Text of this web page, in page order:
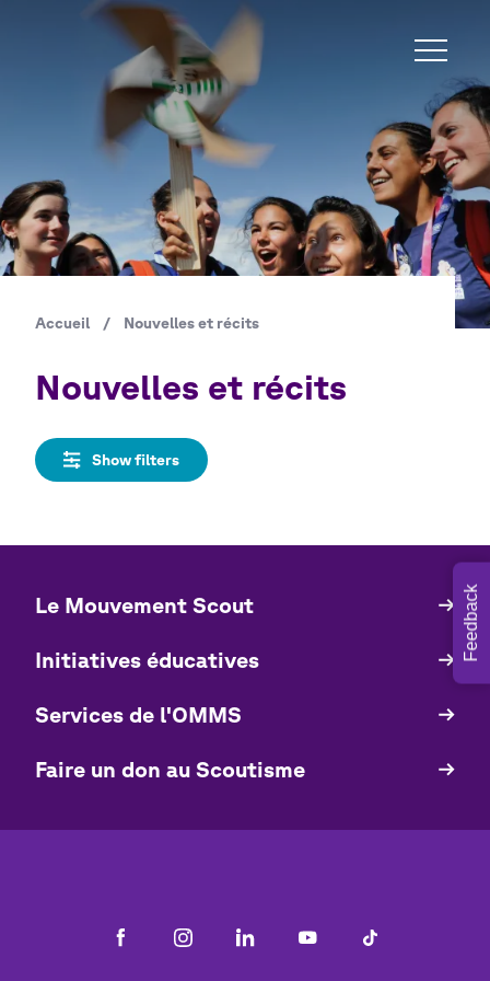
Fil
d'Ariane
Accueil / Nouvelles et récits
Nouvelles et récits
Show filters
Quick
Le Mouvement Scout
Initiatives éducatives
Services de l'OMMS
Faire un don au Scoutisme
Feedback